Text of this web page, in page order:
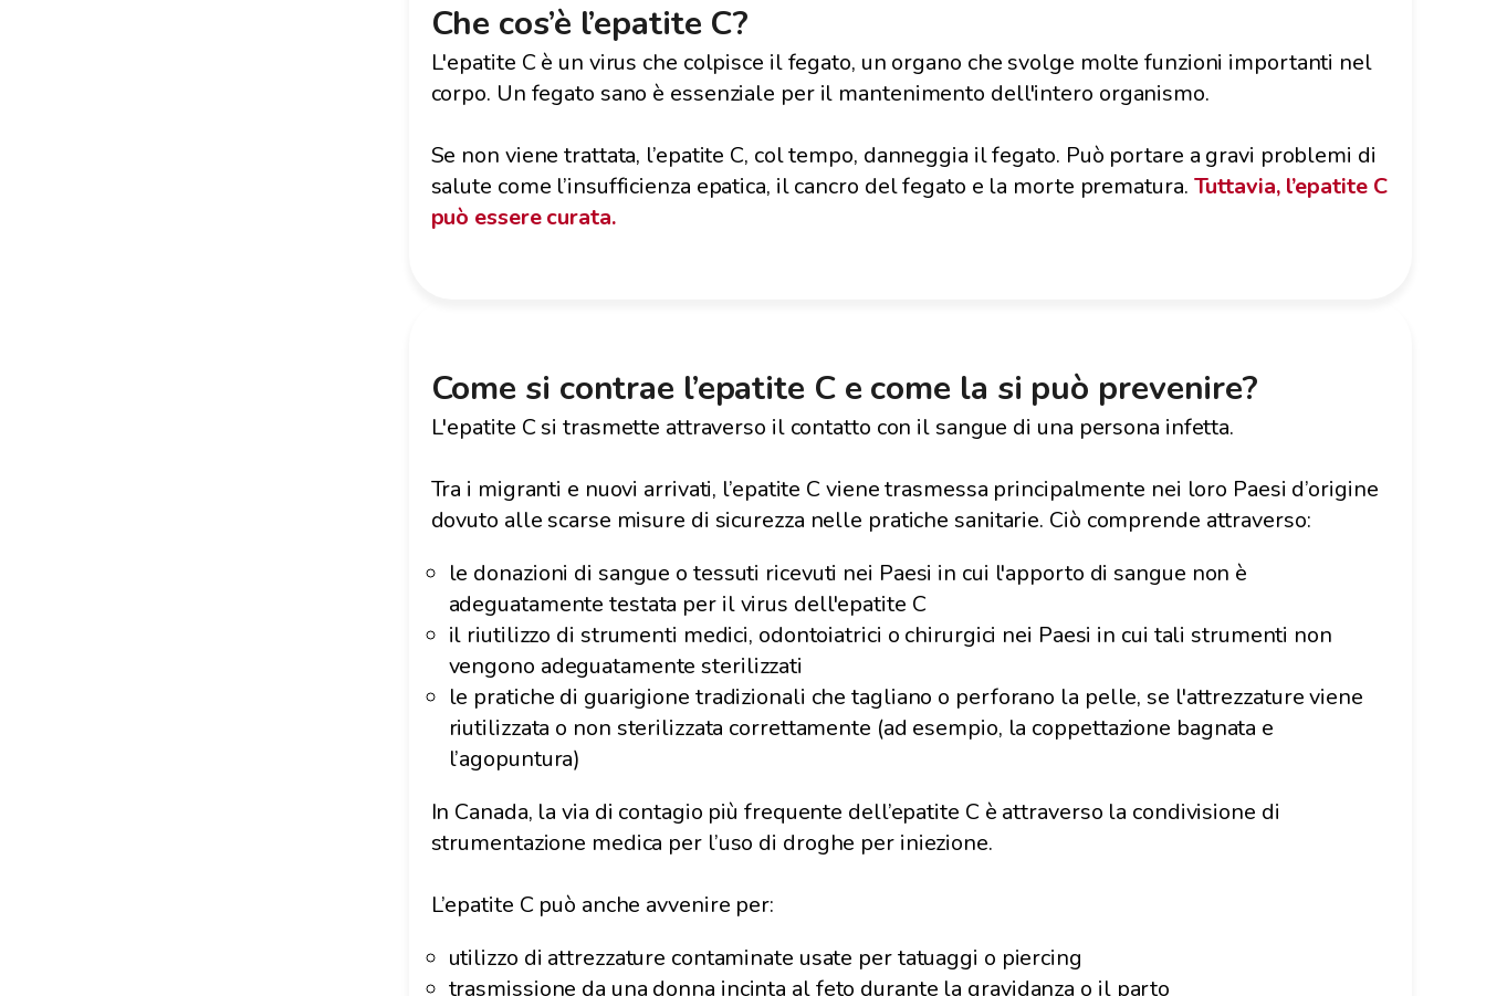
Che cos’è l’epatite C?
L'epatite C è un virus che colpisce il fegato, un organo che svolge molte funzioni importanti nel
corpo. Un fegato sano è essenziale per il mantenimento dell'intero organismo.
Se non viene trattata, l’epatite C, col tempo, danneggia il fegato. Può portare a gravi problemi di
salute come l’insufficienza epatica, il cancro del fegato e la morte prematura. Tuttavia, l’epatite C
può essere curata.
Come si contrae l’epatite C e come la si può prevenire?
L'epatite C si trasmette attraverso il contatto con il sangue di una persona infetta.
Tra i migranti e nuovi arrivati, l’epatite C viene trasmessa principalmente nei loro Paesi d’origine
dovuto alle scarse misure di sicurezza nelle pratiche sanitarie. Ciò comprende attraverso:
le donazioni di sangue o tessuti ricevuti nei Paesi in cui l'apporto di sangue non è
adeguatamente testata per il virus dell'epatite C
il riutilizzo di strumenti medici, odontoiatrici o chirurgici nei Paesi in cui tali strumenti non
vengono adeguatamente sterilizzati
le pratiche di guarigione tradizionali che tagliano o perforano la pelle, se l'attrezzature viene
riutilizzata o non sterilizzata correttamente (ad esempio, la coppettazione bagnata e
l’agopuntura)
In Canada, la via di contagio più frequente dell’epatite C è attraverso la condivisione di
strumentazione medica per l’uso di droghe per iniezione.
L’epatite C può anche avvenire per:
utilizzo di attrezzature contaminate usate per tatuaggi o piercing
trasmissione da una donna incinta al feto durante la gravidanza o il parto